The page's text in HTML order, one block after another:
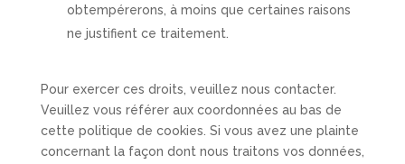
obtempérerons, à moins que certaines raisons
ne justifient ce traitement.
Pour exercer ces droits, veuillez nous contacter.
Veuillez vous référer aux coordonnées au bas de
cette politique de cookies. Si vous avez une plainte
concernant la façon dont nous traitons vos données,